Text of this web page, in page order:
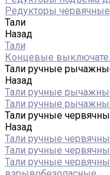
Редукторы червячные
Тали
Назад
Тали
Концевые
Тали ручные
Назад
Тали ручные
Тали ручные
Тали ручные
Назад
Тали ручные
Тали ручные
Тали ручные